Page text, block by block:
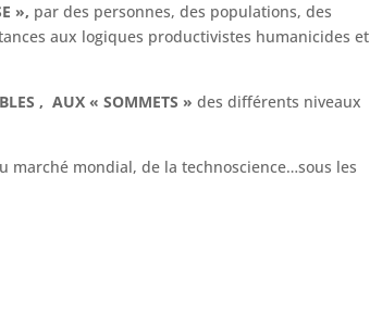
», par des personnes, des populations, des
aux logiques productivistes humanicides et
, AUX « SOMMETS » des différents niveaux
marché mondial, de la technoscience…sous les